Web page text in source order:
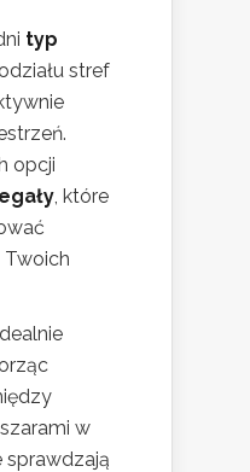
typ
stref
opcji
, które
w
sprawdzają